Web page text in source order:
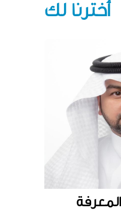
أخترنا لك